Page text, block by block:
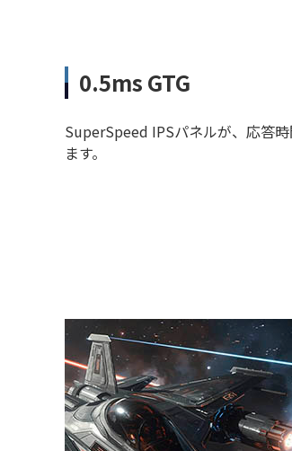
0.5ms GTG
SuperSpeed IPSパネルが、応答
ます。